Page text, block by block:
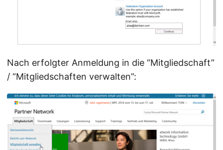
Nach erfolgter Anmeldung in die “Mitgliedschaft”
/ “Mitgliedschaften verwalten”: